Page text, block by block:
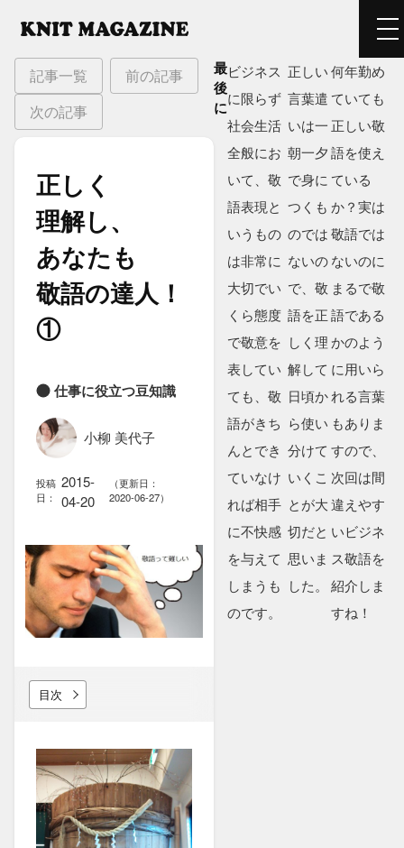
記事一覧
前の記事
次の記事
正しく​
理解し、​
あなたも​
敬語の​達人！​
①
仕事に役立つ豆知識
小柳 美代子
投稿
日：
2015-
04-20
（更新日：
2020-06-27）
目次
最
後
に
ビジネス
に限らず
社会生活
全般にお
いて、敬
語表現と
いうもの
は非常に
大切でい
くら態度
で敬意を
表してい
ても、敬
語がきち
んとでき
ていなけ
れば相手
に不快感
を与えて
しまうも
のです。
正しい
言葉遣
いは一
朝一夕
で身に
つくも
のでは
ないの
で、敬
語を正
しく理
解して
日頃か
ら使い
分けて
いくこ
とが大
切だと
思いま
した。
何年勤め
ていても
正しい敬
語を使え
ている
か？実は
敬語では
ないのに
まるで敬
語である
かのよう
に用いら
れる言葉
もありま
すので、
次回は間
違えやす
いビジネ
ス敬語を
紹介しま
すね！